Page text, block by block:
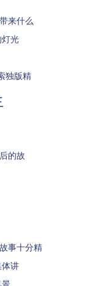
来什么
光
独版精
的故
事十分精
讲